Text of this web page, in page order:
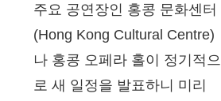
주요 공연장인 홍콩 문화센터
(Hong Kong Cultural Centre)
나 홍콩 오페라 홀이 정기적으
로 새 일정을 발표하니 미리